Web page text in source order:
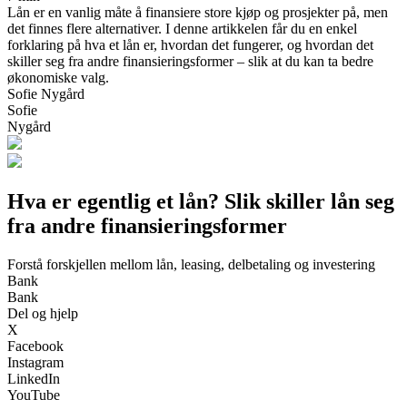
Lån er en vanlig måte å finansiere store kjøp og prosjekter på, men
det finnes flere alternativer. I denne artikkelen får du en enkel
forklaring på hva et lån er, hvordan det fungerer, og hvordan det
skiller seg fra andre finansieringsformer – slik at du kan ta bedre
økonomiske valg.
Sofie Nygård
Sofie
Nygård
Hva er egentlig et lån? Slik skiller lån seg
fra andre finansieringsformer
Forstå forskjellen mellom lån, leasing, delbetaling og investering
Bank
Bank
Del og hjelp
X
Facebook
Instagram
LinkedIn
YouTube